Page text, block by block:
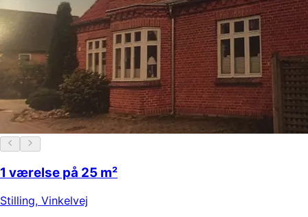
1 værelse på 25 m²
Stilling, Vinkelvej